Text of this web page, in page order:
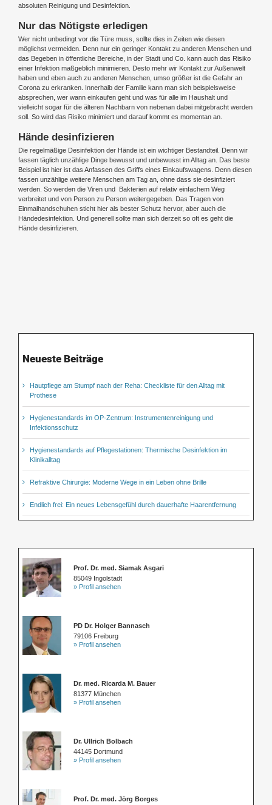
absoluten Reinigung und Desinfektion.
Nur das Nötigste erledigen
Wer nicht unbedingt vor die Türe muss, sollte dies in Zeiten wie diesen
möglichst vermeiden. Denn nur ein geringer Kontakt zu anderen Menschen und
das Begeben in öffentliche Bereiche, in der Stadt und Co. kann auch das Risiko
einer Infektion maßgeblich minimieren. Desto mehr wir Kontakt zur Außenwelt
haben und eben auch zu anderen Menschen, umso größer ist die Gefahr an
Corona zu erkranken. Innerhalb der Familie kann man sich beispielsweise
absprechen, wer wann einkaufen geht und was für alle im Haushalt und
vielleicht sogar für die älteren Nachbarn von nebenan dabei mitgebracht werden
soll. So wird das Risiko minimiert und darauf kommt es momentan an.
Hände desinfizieren
Die regelmäßige Desinfektion der Hände ist ein wichtiger Bestandteil. Denn wir
fassen täglich unzählige Dinge bewusst und unbewusst im Alltag an. Das beste
Beispiel ist hier ist das Anfassen des Griffs eines Einkaufswagens. Denn diesen
fassen unzählige weitere Menschen am Tag an, ohne dass sie desinfiziert
werden. So werden die Viren und Bakterien auf relativ einfachem Weg
verbreitet und von Person zu Person weitergegeben. Das Tragen von
Einmalhandschuhen sticht hier als bester Schutz hervor, aber auch die
Händedesinfektion. Und generell sollte man sich derzeit so oft es geht die
Hände desinfizieren.
Neueste Beiträge
Hautpflege am Stumpf nach der Reha: Checkliste für den Alltag mit
Prothese
Hygienestandards im OP-Zentrum: Instrumentenreinigung und
Infektionsschutz
Hygienestandards auf Pflegestationen: Thermische Desinfektion im
Klinikalltag
Refraktive Chirurgie: Moderne Wege in ein Leben ohne Brille
Endlich frei: Ein neues Lebensgefühl durch dauerhafte Haarentfernung
Prof. Dr. med. Siamak Asgari
85049 Ingolstadt
» Profil ansehen
PD Dr. Holger Bannasch
79106 Freiburg
» Profil ansehen
Dr. med. Ricarda M. Bauer
81377 München
» Profil ansehen
Dr. Ullrich Bolbach
44145 Dortmund
» Profil ansehen
Prof. Dr. med. Jörg Borges